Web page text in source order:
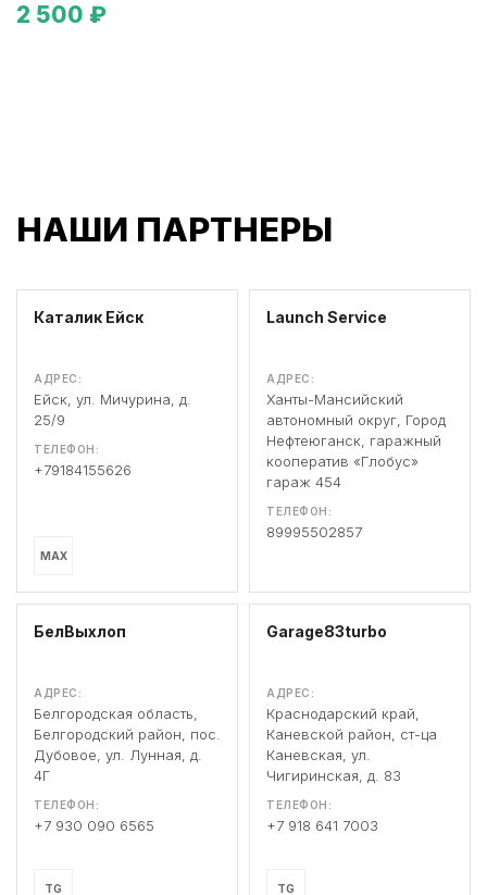
2 500 ₽
НАШИ ПАРТНЕРЫ
Каталик Ейск
АДРЕС:
Ейск, ул. Мичурина, д.
25/9
ТЕЛЕФОН:
+79184155626
MAX
Launch Service
АДРЕС:
Ханты-Мансийский
автономный округ, Город
Нефтеюганск, гаражный
кооператив «Глобус»
гараж 454
ТЕЛЕФОН:
89995502857
БелВыхлоп
АДРЕС:
Белгородская область,
Белгородский район, пос.
Дубовое, ул. Лунная, д.
4Г
ТЕЛЕФОН:
+7 930 090 6565
TG
Garage83turbo
АДРЕС:
Краснодарский край,
Каневской район, ст-ца
Каневская, ул.
Чигиринская, д. 83
ТЕЛЕФОН:
+7 918 641 7003
TG